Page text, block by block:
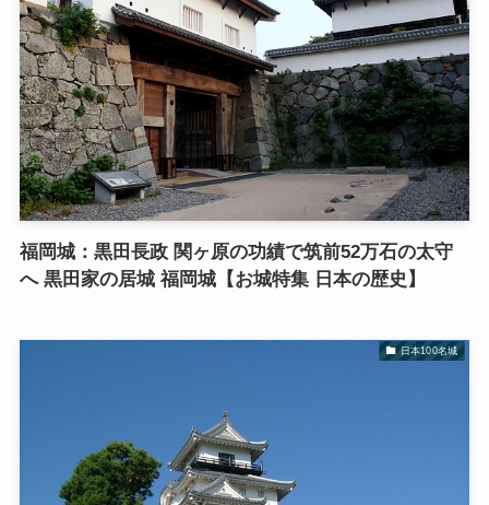
福岡城：黒田長政 関ヶ原の功績で筑前52万石の太守
へ 黒田家の居城 福岡城【お城特集 日本の歴史】
日本100名城